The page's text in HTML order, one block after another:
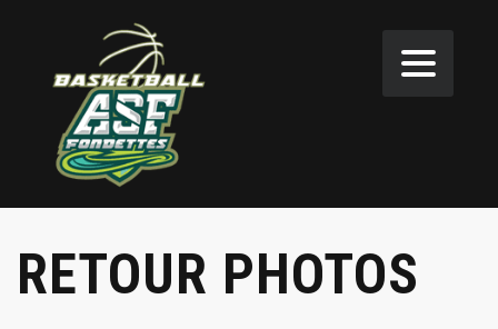
RETOUR PHOTOS